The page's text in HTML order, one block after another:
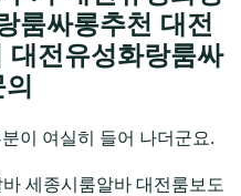
룸싸롱추천 대전
대전유성화랑룸싸
이 여실히 들어 나더군요.
세종시룸알바 대전룸보도